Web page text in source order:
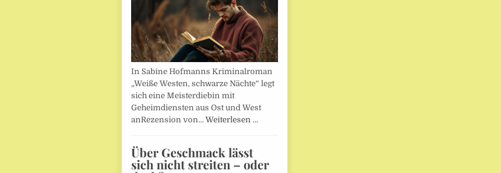
In Sabine Hofmanns Kriminalroman
„Weiße Westen, schwarze Nächte“ legt
sich eine Meisterdiebin mit
Geheimdiensten aus Ost und West
anRezension von… Weiterlesen …
Über Geschmack lässt
sich nicht streiten – oder